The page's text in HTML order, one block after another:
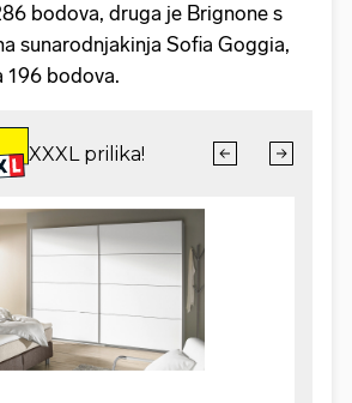
bodova, druga je Brignone s
sunarodnjakinja Sofia Goggia,
196 bodova.